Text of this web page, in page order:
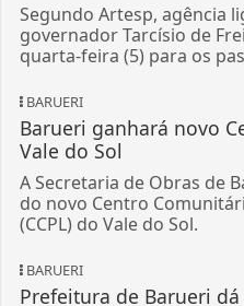
Segundo Artesp, agência
governador Tarcísio de
quarta-feira (5) para os
BARUERI
Barueri ganhará novo
Vale do Sol
A Secretaria de Obras de
do novo Centro
(CCPL) do Vale do Sol.
BARUERI
Prefeitura de Barueri